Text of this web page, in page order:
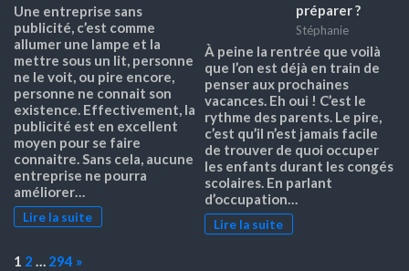
Une entreprise sans
publicité, c’est comme
allumer une lampe et la
mettre sous un lit, personne
ne le voit, ou pire encore,
personne ne connait son
existence. Effectivement, la
publicité est en excellent
moyen pour se faire
connaitre. Sans cela, aucune
entreprise ne pourra
améliorer…
Lire la suite
préparer ?
Stéphanie
À peine la rentrée que voilà
que l’on est déjà en train de
penser aux prochaines
vacances. Eh oui ! C’est le
rythme des parents. Le pire,
c’est qu’il n’est jamais facile
de trouver de quoi occuper
les enfants durant les congés
scolaires. En parlant
d’occupation…
Lire la suite
Page:
1 2 … 294 Next
»